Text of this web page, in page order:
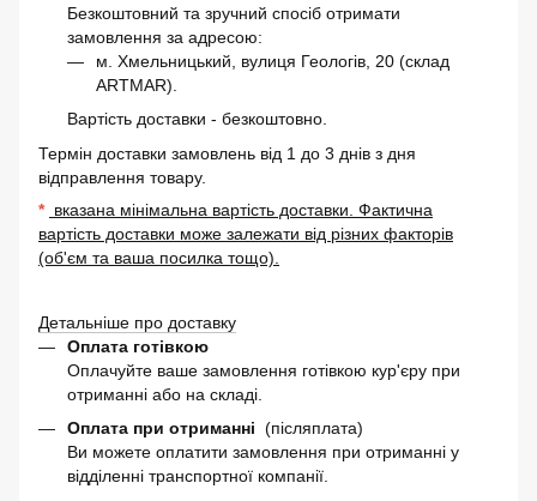
Безкоштовний та зручний спосіб отримати
замовлення за адресою:
м. Хмельницький, вулиця Геологів, 20 (склад
ARTMAR).
Вартість доставки - безкоштовно.
Термін доставки замовлень від 1 до 3 днів з дня
відправлення товару.
* вказана мінімальна вартість доставки. Фактична
вартість доставки може залежати від різних факторів
(об'єм та ваша посилка тощо).
Детальніше про доставку
Оплата готівкою
Оплачуйте ваше замовлення готівкою кур'єру при
отриманні або на складі.
Оплата при отриманні (післяплата)
Ви можете оплатити замовлення при отриманні у
відділенні транспортної компанії.